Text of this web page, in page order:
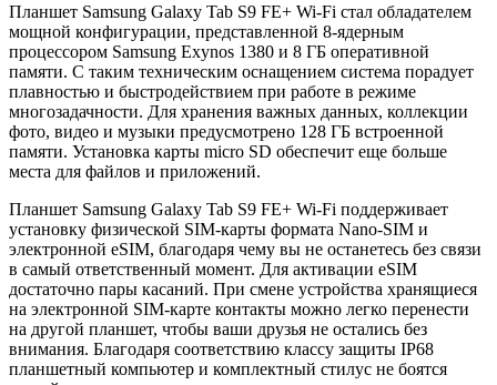
Планшет Samsung Galaxy Tab S9 FE+ Wi-Fi стал обладателем
мощной конфигурации, представленной 8-ядерным
процессором Samsung Exynos 1380 и 8 ГБ оперативной
памяти. С таким техническим оснащением система порадует
плавностью и быстродействием при работе в режиме
многозадачности. Для хранения важных данных, коллекции
фото, видео и музыки предусмотрено 128 ГБ встроенной
памяти. Установка карты micro SD обеспечит еще больше
места для файлов и приложений.
Планшет Samsung Galaxy Tab S9 FE+ Wi-Fi поддерживает
установку физической SIM-карты формата Nano-SIM и
электронной eSIM, благодаря чему вы не останетесь без связи
в самый ответственный момент. Для активации eSIM
достаточно пары касаний. При смене устройства хранящиеся
на электронной SIM-карте контакты можно легко перенести
на другой планшет, чтобы ваши друзья не остались без
внимания. Благодаря соответствию классу защиты IP68
планшетный компьютер и комплектный стилус не боятся